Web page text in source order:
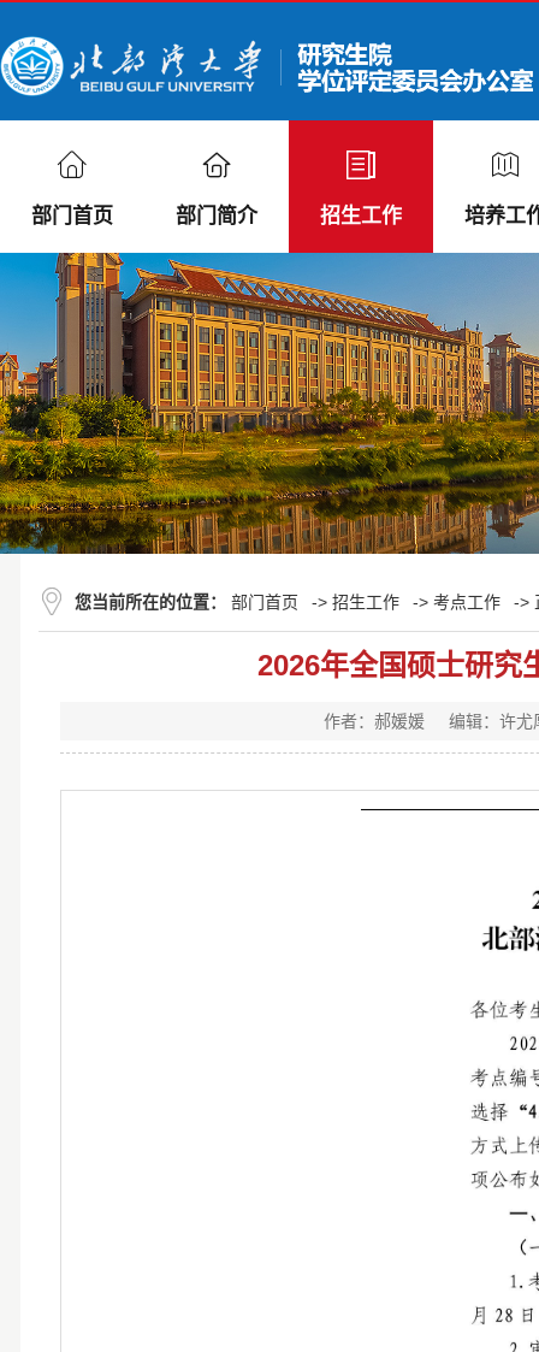
部门首页 部门简介 招生工作 培养工
您当前所在的位置： 部门首页 -> 招生工作 -> 考点工作 ->
2026年全国硕士研究
作者：郝媛媛 编辑：许尤